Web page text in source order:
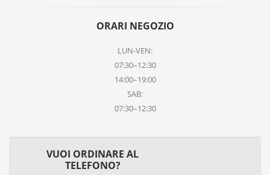
ORARI NEGOZIO
LUN-VEN:
07:30–12:30
14:00–19:00
SAB:
07:30–12:30
VUOI ORDINARE AL
TELEFONO?